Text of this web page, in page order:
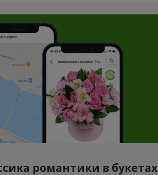
романтики в букетах